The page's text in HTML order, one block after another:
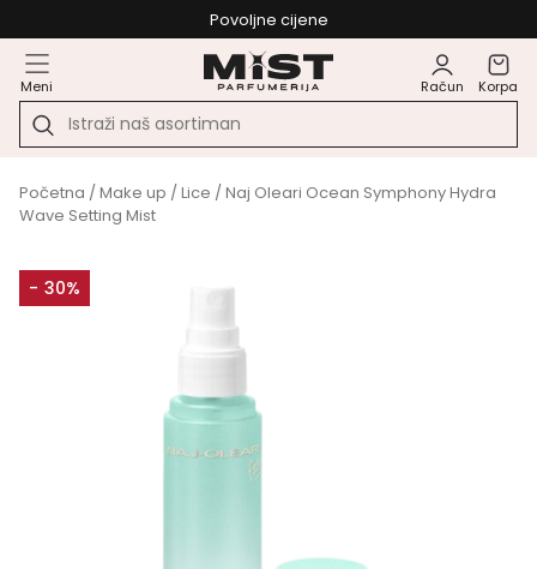
Povoljne cijene
Meni Račun Korpa
Početna /Make up /Lice / Naj Oleari Ocean Symphony Hydra
Wave Setting Mist
- 30%